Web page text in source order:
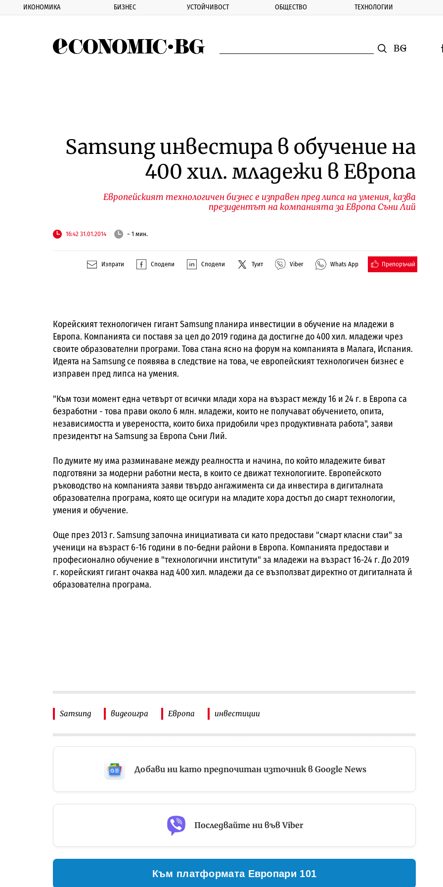
ИКОНОМИКА БИЗНЕС УСТОЙЧИВОСТ ОБЩЕСТВО ТЕХНОЛОГИИ
Смяна на
Samsung инвестира в обучение на
400 хил. младежи в Европа
Европейският технологичен бизнес е изправен пред липса на умения, казва
президентът на компанията за Европа Съни Лий
16:42 31.01.2014 ~ 1 мин.
Изпрати Сподели Сподели Туит Viber Whats App Препоръчай
Корейският технологичен гигант Samsung планира инвестиции в обучение на младежи в
Европа. Компанията си поставя за цел до 2019 година да достигне до 400 хил. младежи чрез
своите образователни програми. Това стана ясно на форум на компанията в Малага, Испания.
Идеята на Samsung се появява в следствие на това, че европейският технологичен бизнес е
изправен пред липса на умения.
"Към този момент една четвърт от всички млади хора на възраст между 16 и 24 г. в Европа са
безработни - това прави около 6 млн. младежи, които не получават обучението, опита,
независимостта и увереността, които биха придобили чрез продуктивната работа", заяви
президентът на Samsung за Европа Съни Лий.
По думите му има разминаване между реалността и начина, по който младежите биват
подготвяни за модерни работни места, в които се движат технологиите. Европейското
ръководство на компанията заяви твърдо ангажимента си да инвестира в дигиталната
образователна програма, която ще осигури на младите хора достъп до смарт технологии,
умения и обучение.
Още през 2013 г. Samsung започна инициативата си като предостави "смарт класни стаи" за
ученици на възраст 6-16 години в по-бедни райони в Европа. Компанията предостави и
професионално обучение в "технологични институти" за младежи на възраст 16-24 г. До 2019
г. корейският гигант очаква над 400 хил. младежи да се възползват директно от дигиталната й
образователна програма.
Samsung видеоигра Европа инвестиции
Добави ни като предпочитан източник в Google News
Последвайте ни във Viber
Към платформата Европари 101